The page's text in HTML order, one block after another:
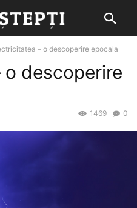
– o descoperire epocala
descoperire
0
1469